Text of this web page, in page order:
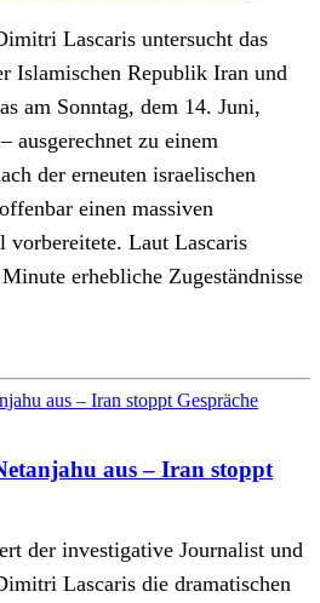
Lascaris untersucht das
Islamischen Republik Iran und
am Sonntag, dem 14. Juni,
ausgerechnet zu einem
der erneuten israelischen
einen massiven
vorbereitete. Laut Lascaris
erhebliche Zugeständnisse
aus – Iran stoppt
der investigative Journalist und
Lascaris die dramatischen